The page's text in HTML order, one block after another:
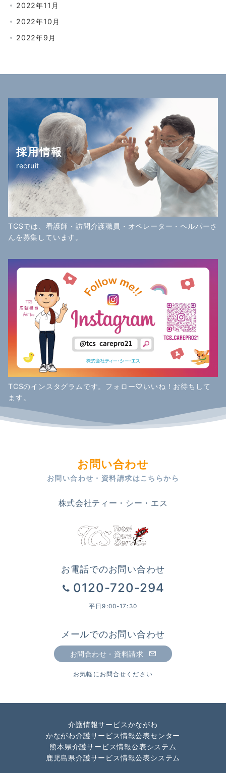
2022年11月
2022年10月
2022年9月
採用情報
recruit
TCSでは、看護師・訪問介護職員・オペレーター・ヘルパーさ
んを募集しています。
TCSのインスタグラムです。フォロー♡いいね！お待ちして
ます。
お問い合わせ
お問い合わせ・資料請求はこちらから
株式会社ティー・シー・エス
お電話でのお問い合わせ
0120-720-294
平日9:00-17:30
メールでのお問い合わせ
お問合わせ・資料請求
お気軽にお問合せください
介護情報サービスかながわ
かながわ介護サービス情報公表センター
熊本県介護サービス情報公表システム
鹿児島県介護サービス情報公表システム